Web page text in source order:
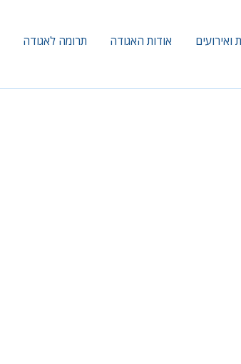
ואירועים אודות האגודה תרומה לאגודה